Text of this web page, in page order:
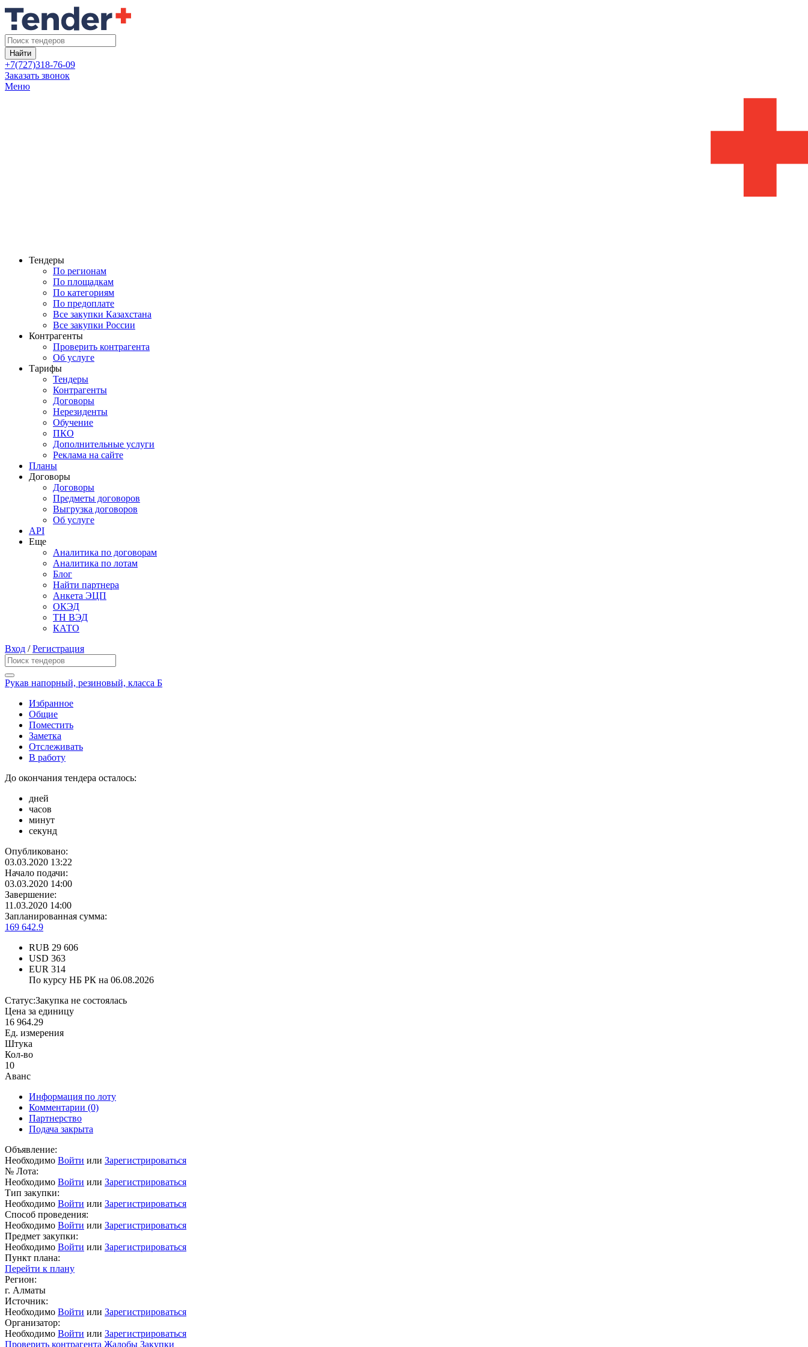
Найти
+7(727)318-76-09
Заказать звонок
Меню
Тендеры
По регионам
По площадкам
По категориям
По предоплате
Все закупки Казахстана
Все закупки России
Контрагенты
Проверить контрагента
Об услуге
Тарифы
Тендеры
Контрагенты
Договоры
Нерезиденты
Обучение
ПКО
Дополнительные услуги
Реклама на сайте
Планы
Договоры
Договоры
Предметы договоров
Выгрузка договоров
Об услуге
API
Еще
Аналитика по договорам
Аналитика по лотам
Блог
Найти партнера
Анкета ЭЦП
ОКЭД
ТН ВЭД
КАТО
Вход /Регистрация
Рукав напорный, резиновый, класса Б
Избранное
Общие
Поместить
Заметка
Отслеживать
В работу
До окончания тендера осталось:
дней
часов
минут
секунд
Опубликовано:
03.03.2020 13:22
Начало подачи:
03.03.2020 14:00
Завершение:
11.03.2020 14:00
Запланированная сумма:
169 642.9
RUB 29 606
USD 363
EUR 314
По курсу НБ РК на 06.08.2026
Статус:Закупка не состоялась
Цена за единицу
16 964.29
Ед. измерения
Штука
Кол-во
10
Аванс
Информация по лоту
Комментарии (0)
Партнерство
Подача закрыта
Объявление:
Необходимо Войти или Зарегистрироваться
№ Лота:
Необходимо Войти или Зарегистрироваться
Тип закупки:
Необходимо Войти или Зарегистрироваться
Способ проведения:
Необходимо Войти или Зарегистрироваться
Предмет закупки:
Необходимо Войти или Зарегистрироваться
Пункт плана:
Перейти к плану
Регион:
г. Алматы
Источник:
Необходимо Войти или Зарегистрироваться
Организатор:
Необходимо Войти или Зарегистрироваться
Проверить контрагента Жалобы Закупки